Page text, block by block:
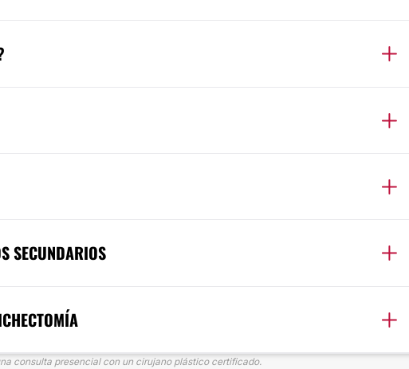
SECUNDARIOS
consulta presencial con un cirujano plástico certificado.